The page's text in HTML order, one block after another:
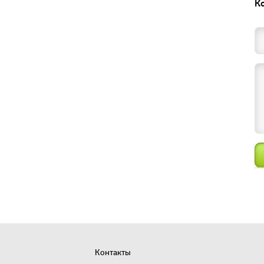
Контакты